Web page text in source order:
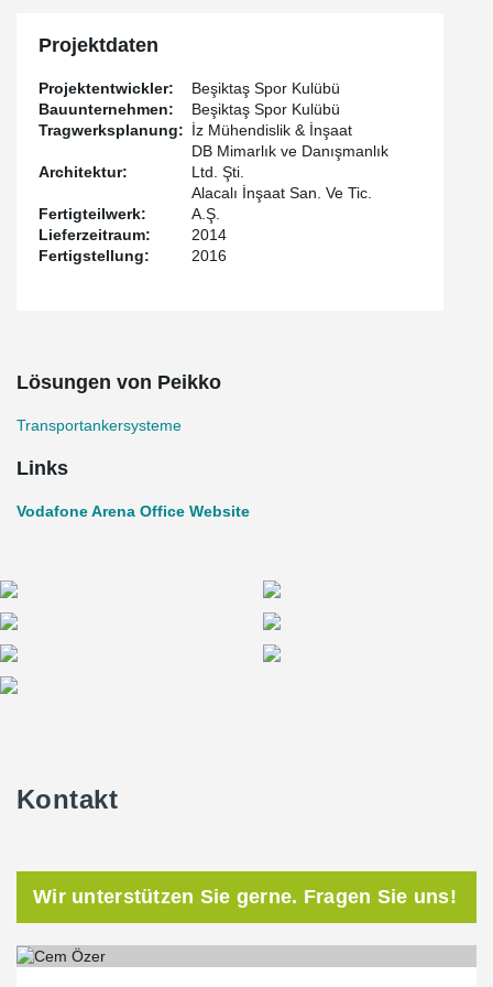
Projektdaten
Projektentwickler:
Beşiktaş Spor Kulübü
Bauunternehmen:
Beşiktaş Spor Kulübü
Tragwerksplanung: İz Mühendislik & İnşaat
Architektur:
DB Mimarlık ve Danışmanlık
Ltd. Şti.
Fertigteilwerk:
Alacalı İnşaat San. Ve Tic.
A.Ş.
Lieferzeitraum:
2014
Fertigstellung:
2016
Lösungen von Peikko
Transportankersysteme
Links
Vodafone Arena Office Website
Kontakt
Wir unterstützen Sie gerne. Fragen Sie uns!